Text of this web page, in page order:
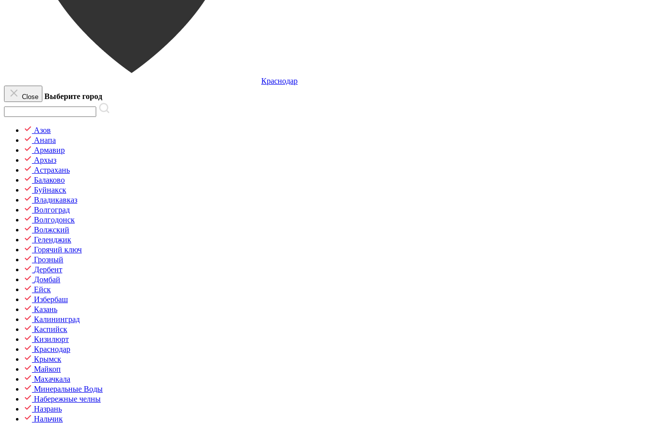
Краснодар
Close Выберите город
Азов
Анапа
Армавир
Архыз
Астрахань
Балаково
Буйнакск
Владикавказ
Волгоград
Волгодонск
Волжский
Геленджик
Горячий ключ
Грозный
Дербент
Домбай
Ейск
Избербаш
Казань
Калининград
Каспийск
Кизилюрт
Краснодар
Крымск
Майкоп
Махачкала
Минеральные Воды
Набережные челны
Назрань
Нальчик